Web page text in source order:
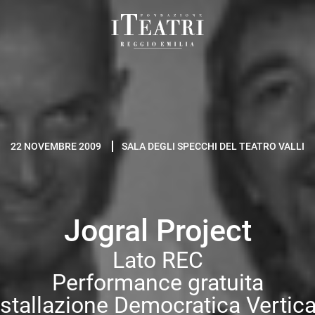
Emilia
22 NOVEMBRE 2009 SALA DEGLI SPECCHI DEL TEATRO VALLI
Jogral Project
Lato REC
Performance gratuita
Democratica